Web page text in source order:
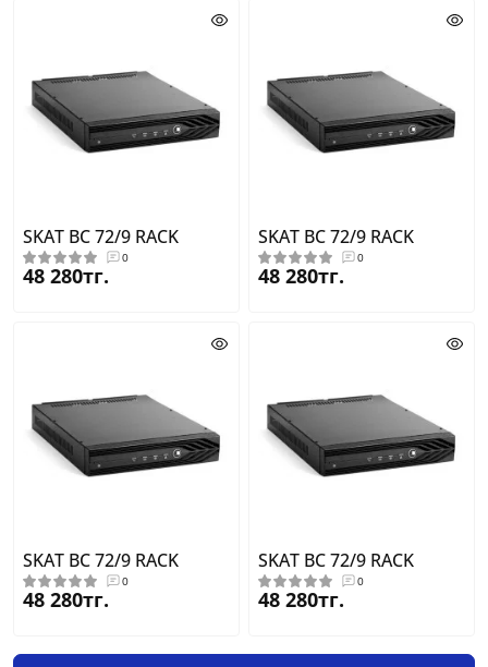
SKAT BC 72/9 RACK
0
48 280тг.
SKAT BC 72/9 RACK
0
48 280тг.
SKAT BC 72/9 RACK
0
48 280тг.
SKAT BC 72/9 RACK
0
48 280тг.